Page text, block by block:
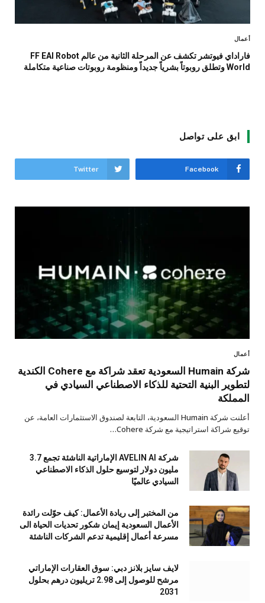
أعمال
فاراداي فيوتشر تكشف عن المرحلة الثانية من عالم FF EAI Robot
World وتطلق روبوتاً بشرياً جديداً ومنظومة روبوتات صناعية متكاملة
ابق على تواصل
Facebook
Twitter
أعمال
شركة Humain السعودية تعقد شراكة مع Cohere الكندية
لتطوير البنية التحتية للذكاء الاصطناعي السيادي في
المملكة
أعلنت شركة Humain السعودية، التابعة لصندوق الاستثمارات العامة، عن
توقيع شراكة استراتيجية مع شركة Cohere…
شركة AVELIN AI الإماراتية الناشئة تجمع 3.7
مليون دولار لتوسيع حلول الذكاء الاصطناعي
السيادي عالميًا
من المختبر إلى ريادة الأعمال: كيف حوّلت رائدة
الأعمال السعودية إيمان شكور تحديات الحياة الى
مسرعة أعمال إقليمية تدعم الشركات الناشئة
لايف سايز بلانز دبي: سوق العقارات الإماراتي
مرشح للوصول إلى 2.98 تريليون درهم بحلول
2031